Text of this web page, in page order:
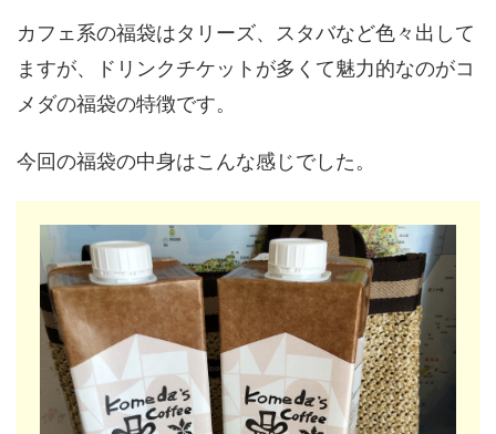
カフェ系の福袋はタリーズ、スタバなど色々出して
ますが、ドリンクチケットが多くて魅力的なのがコ
メダの福袋の特徴です。
今回の福袋の中身はこんな感じでした。